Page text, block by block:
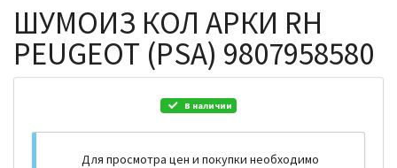
ШУМОИЗ КОЛ АРКИ RH
PEUGEOT (PSA) 9807958580
В наличии
Для просмотра цен и покупки необходимо